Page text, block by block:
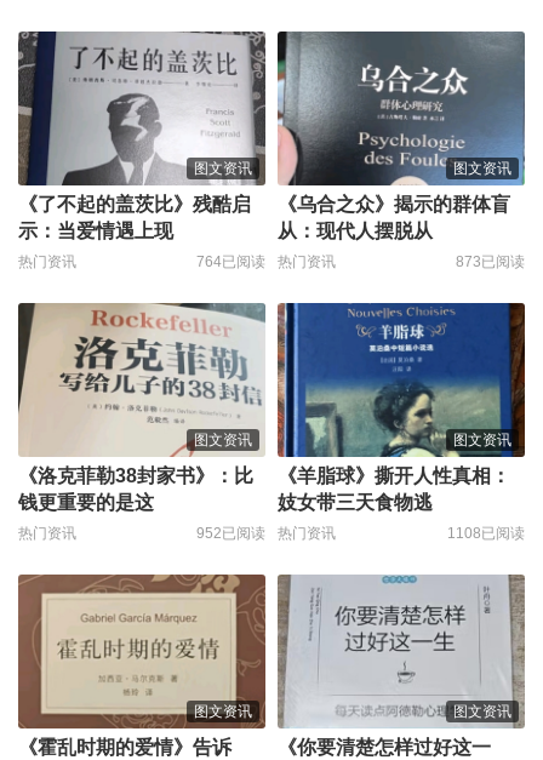
图文资讯
《了不起的盖茨比》残酷启
示：当爱情遇上现
热门资讯 764已阅读
图文资讯
《乌合之众》揭示的群体盲
从：现代人摆脱从
热门资讯 873已阅读
图文资讯
《洛克菲勒38封家书》：比
钱更重要的是这
热门资讯 952已阅读
图文资讯
《羊脂球》撕开人性真相：
妓女带三天食物逃
热门资讯 1108已阅读
图文资讯
《霍乱时期的爱情》告诉
图文资讯
《你要清楚怎样过好这一